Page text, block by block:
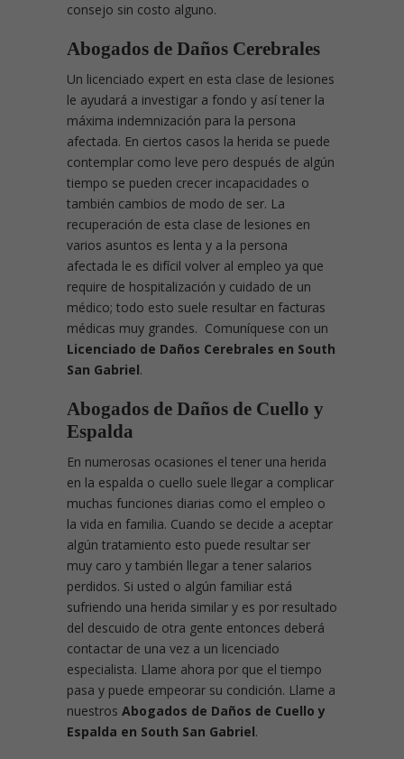
consejo sin costo alguno.
Abogados de Daños Cerebrales
Un licenciado expert en esta clase de lesiones
le ayudará a investigar a fondo y así tener la
máxima indemnización para la persona
afectada. En ciertos casos la herida se puede
contemplar como leve pero después de algún
tiempo se pueden crecer incapacidades o
también cambios de modo de ser. La
recuperación de esta clase de lesiones en
varios asuntos es lenta y a la persona
afectada le es difícil volver al empleo ya que
require de hospitalización y cuidado de un
médico; todo esto suele resultar en facturas
médicas muy grandes. Comuníquese con un
Licenciado de Daños Cerebrales en South
San Gabriel.
Abogados de Daños de Cuello y
Espalda
En numerosas ocasiones el tener una herida
en la espalda o cuello suele llegar a complicar
muchas funciones diarias como el empleo o
la vida en familia. Cuando se decide a aceptar
algún tratamiento esto puede resultar ser
muy caro y también llegar a tener salarios
perdidos. Si usted o algún familiar está
sufriendo una herida similar y es por resultado
del descuido de otra gente entonces deberá
contactar de una vez a un licenciado
especialista. Llame ahora por que el tiempo
pasa y puede empeorar su condición. Llame a
nuestros Abogados de Daños de Cuello y
Espalda en South San Gabriel.